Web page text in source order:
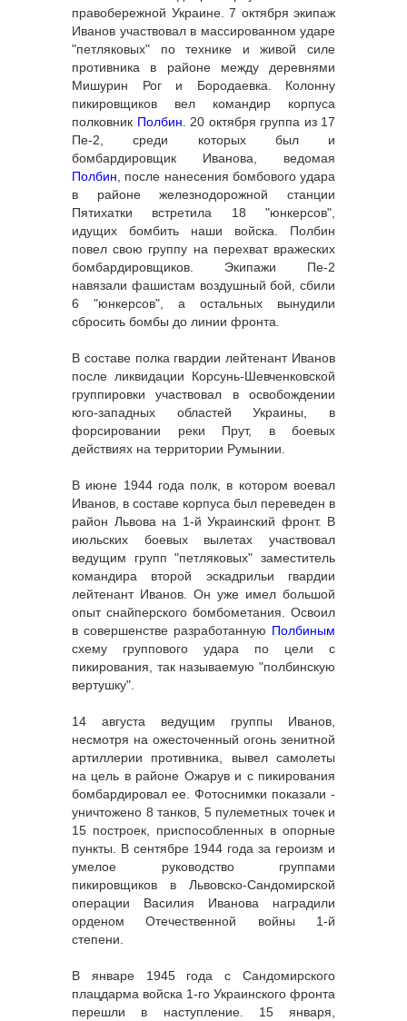
правобережной Украине. 7 октября экипаж
Иванов участвовал в массированном ударе
"петляковых" по технике и живой силе
противника в районе между деревнями
Мишурин Рог и Бородаевка. Колонну
пикировщиков вел командир корпуса
полковник Полбин. 20 октября группа из 17
Пе-2, среди которых был и
бомбардировщик Иванова, ведомая
Полбин, после нанесения бомбового удара
в районе железнодорожной станции
Пятихатки встретила 18 "юнкерсов",
идущих бомбить наши войска. Полбин
повел свою группу на перехват вражеских
бомбардировщиков. Экипажи Пе-2
навязали фашистам воздушный бой, сбили
6 "юнкерсов", а остальных вынудили
сбросить бомбы до линии фронта.
В составе полка гвардии лейтенант Иванов
после ликвидации Корсунь-Шевченковской
группировки участвовал в освобождении
юго-западных областей Украины, в
форсировании реки Прут, в боевых
действиях на территории Румынии.
В июне 1944 года полк, в котором воевал
Иванов, в составе корпуса был переведен в
район Львова на 1-й Украинский фронт. В
июльских боевых вылетах участвовал
ведущим групп "петляковых" заместитель
командира второй эскадрильи гвардии
лейтенант Иванов. Он уже имел большой
опыт снайперского бомбометания. Освоил
в совершенстве разработанную Полбиным
схему группового удара по цели с
пикирования, так назы­ваемую "полбинскую
вертушку".
14 августа ведущим группы Иванов,
несмотря на ожесточенный огонь зенитной
артиллерии противника, вывел самолеты
на цель в районе Ожарув и с пикирования
бомбардировал ее. Фотоснимки показали -
уничтожено 8 танков, 5 пулеметных точек и
15 построек, приспособленных в опорные
пункты. В сентябре 1944 года за героизм и
умелое руководство группами
пикировщиков в Львовско-Сандомирской
операции Василия Иванова наградили
орденом Отечественной войны 1-й
степени.
В январе 1945 года с Сандомирского
плацдарма войска 1-го Украинского фронта
перешли в наступление. 15 января,